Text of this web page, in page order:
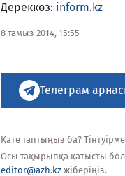
Дереккөз: inform.kz
8 тамыз 2014, 15:55
Телеграм
Қате таптыңыз ба?
Осы тақырыпқа қатысты
editor@azh.kz жіберіңіз.